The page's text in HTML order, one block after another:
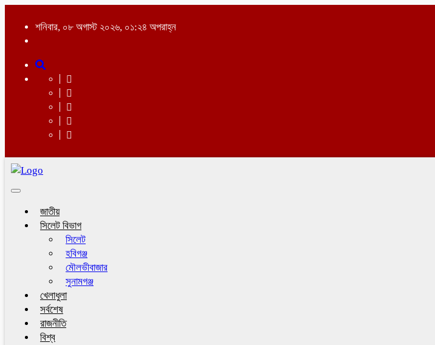
শনিবার, ০৮ অগাস্ট ২০২৬, ০১:২৪ অপরাহ্ন
Toggle
জাতীয়
সিলেট বিভাগ
সিলেট
হবিগঞ্জ
মৌলভীবাজার
সুনামগঞ্জ
খেলাধুলা
সর্বশেষ
রাজনীতি
বিশ্ব